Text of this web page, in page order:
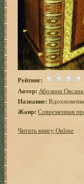
Рейтинг:
Автор: Аболина Оксана
Название:
Жанр: Современная
Читать книгу Online